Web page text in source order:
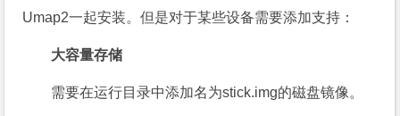
Umap2一起安装。但是对于某些设备需要添加支持：
大容量存储
需要在运行目录中添加名为stick.img的磁盘镜像。